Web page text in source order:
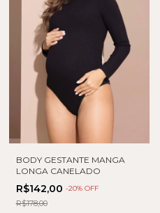
BODY GESTANTE MANGA
LONGA CANELADO
R$142,00 -20% OFF
R$178,00